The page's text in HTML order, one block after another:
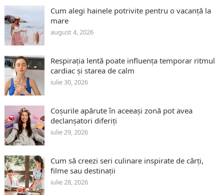
Cum alegi hainele potrivite pentru o vacanță la
mare
august 4, 2026
Respirația lentă poate influența temporar ritmul
cardiac și starea de calm
iulie 30, 2026
Coșurile apărute în aceeași zonă pot avea
declanșatori diferiți
iulie 29, 2026
Cum să creezi seri culinare inspirate de cărți,
filme sau destinații
iulie 28, 2026